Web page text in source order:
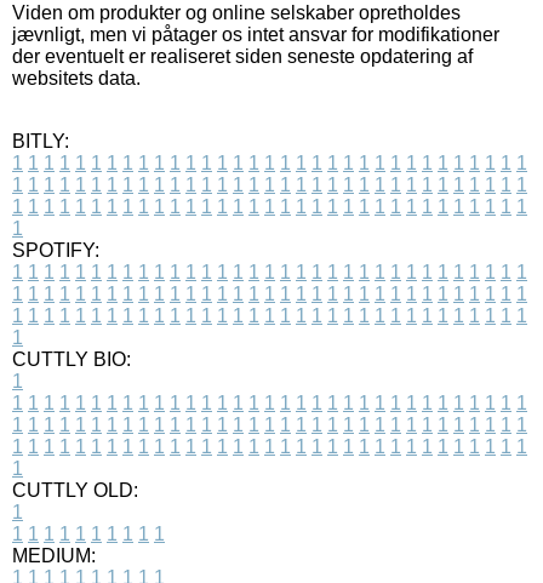
Viden om produkter og online selskaber opretholdes
jævnligt, men vi påtager os intet ansvar for modifikationer
der eventuelt er realiseret siden seneste opdatering af
websitets data.
BITLY:
1 1 1 1 1 1 1 1 1 1 1 1 1 1 1 1 1 1 1 1 1 1 1 1 1 1 1 1 1 1 1 1 1
1 1 1 1 1 1 1 1 1 1 1 1 1 1 1 1 1 1 1 1 1 1 1 1 1 1 1 1 1 1 1 1 1
1 1 1 1 1 1 1 1 1 1 1 1 1 1 1 1 1 1 1 1 1 1 1 1 1 1 1 1 1 1 1 1 1
1
SPOTIFY:
1 1 1 1 1 1 1 1 1 1 1 1 1 1 1 1 1 1 1 1 1 1 1 1 1 1 1 1 1 1 1 1 1
1 1 1 1 1 1 1 1 1 1 1 1 1 1 1 1 1 1 1 1 1 1 1 1 1 1 1 1 1 1 1 1 1
1 1 1 1 1 1 1 1 1 1 1 1 1 1 1 1 1 1 1 1 1 1 1 1 1 1 1 1 1 1 1 1 1
1
CUTTLY BIO:
1
1 1 1 1 1 1 1 1 1 1 1 1 1 1 1 1 1 1 1 1 1 1 1 1 1 1 1 1 1 1 1 1 1
1 1 1 1 1 1 1 1 1 1 1 1 1 1 1 1 1 1 1 1 1 1 1 1 1 1 1 1 1 1 1 1 1
1 1 1 1 1 1 1 1 1 1 1 1 1 1 1 1 1 1 1 1 1 1 1 1 1 1 1 1 1 1 1 1 1
1
CUTTLY OLD:
1
1 1 1 1 1 1 1 1 1 1
MEDIUM:
1 1 1 1 1 1 1 1 1 1